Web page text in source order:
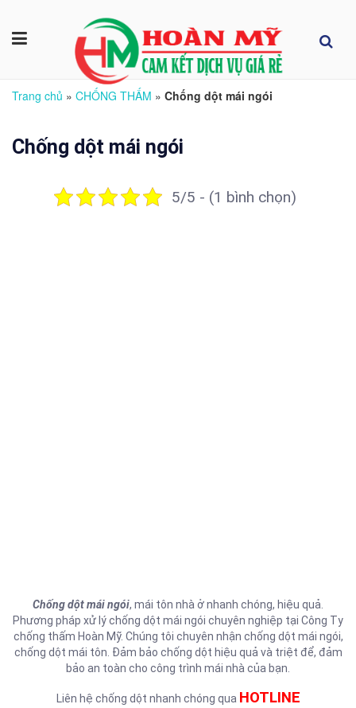
Trang chủ » CHỐNG THẤM » Chống dột mái ngói
Chống dột mái ngói
5/5 - (1 bình chọn)
Chống dột mái ngói, mái tôn nhà ở nhanh chóng, hiệu quả.
Phương pháp xử lý chống dột mái ngói chuyên nghiệp tại Công Ty
chống thấm Hoàn Mỹ. Chúng tôi chuyên nhận chống dột mái ngói,
chống dột mái tôn. Đảm bảo chống dột hiệu quả và triệt để, đảm
bảo an toàn cho công trình mái nhà của bạn.
Liên hệ chống dột nhanh chóng qua HOTLINE